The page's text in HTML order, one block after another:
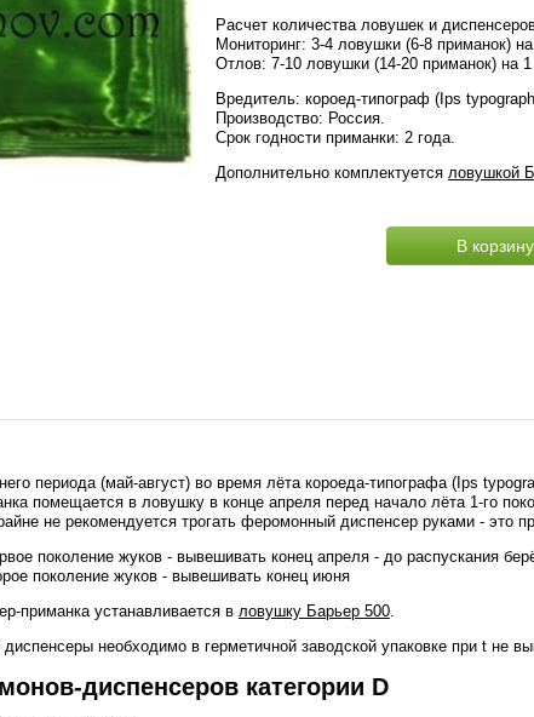
Расчет количества ловушек и
Мониторинг: 3-4 ловушки (6-8 приманок) на
Отлов: 7-10 ловушки (14-20 приманок) на 1
Вредитель: короед-типограф (Ips
Производство: Россия.
Срок годности приманки: 2 года.
Дополнительно комплектуется ловушкой
В корзину
периода (май-август) во время лёта короеда-типографа (Ips
помещается в ловушку в конце апреля перед начало лёта 1-го
не рекомендуется трогать феромонный диспенсер руками - это
поколение жуков - вывешивать конец апреля - до распускания
поколение жуков - вывешивать конец июня
приманка устанавливается в ловушку Барьер 500.
необходимо в герметичной заводской упаковке при t не
диспенсеров категории D